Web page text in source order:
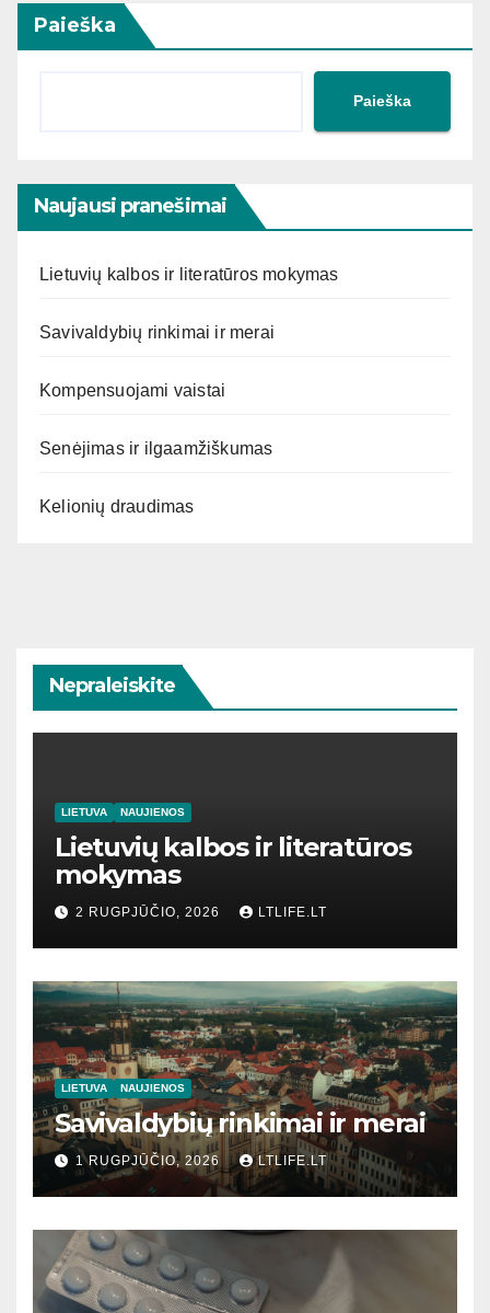
Paieška
Paieška
Naujausi pranešimai
Lietuvių kalbos ir literatūros mokymas
Savivaldybių rinkimai ir merai
Kompensuojami vaistai
Senėjimas ir ilgaamžiškumas
Kelionių draudimas
Nepraleiskite
LIETUVA NAUJIENOS
Lietuvių kalbos ir literatūros
mokymas
2 RUGPJŪČIO, 2026 LTLIFE.LT
LIETUVA NAUJIENOS
Savivaldybių rinkimai ir merai
1 RUGPJŪČIO, 2026 LTLIFE.LT